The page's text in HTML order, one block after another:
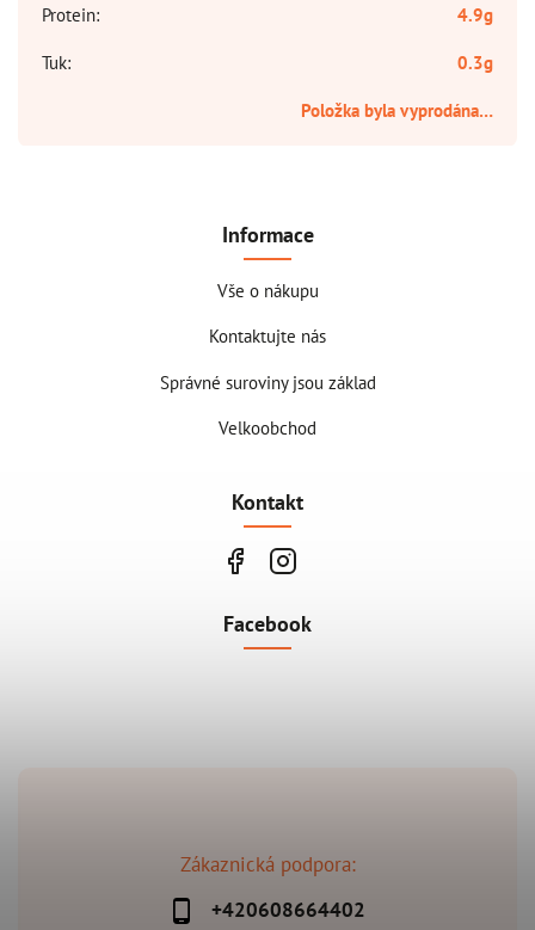
Protein:
4.9g
Tuk:
0.3g
Položka byla vyprodána…
Zákaznická podpora:
+420608664402
Informace
Vše o nákupu
Kontaktujte nás
Správné suroviny jsou základ
Velkoobchod
Kontakt
Facebook